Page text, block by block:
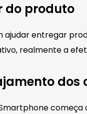
do produto
ajudar entregar
realmente a
dos